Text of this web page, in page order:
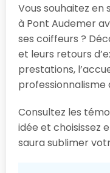
Vous souhaitez en
à Pont Audemer
ses coiffeurs ?
et leurs retours
prestations,
professionnalisme
Consultez les
idée et choisissez
saura sublimer